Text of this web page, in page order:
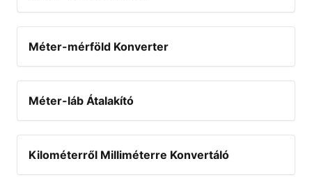
Méter-mérföld Konverter
Méter-láb Átalakító
Kilométerről Milliméterre Konvertáló